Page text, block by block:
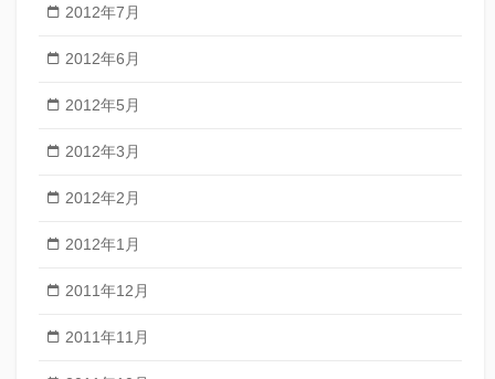
2012年7月
2012年6月
2012年5月
2012年3月
2012年2月
2012年1月
2011年12月
2011年11月